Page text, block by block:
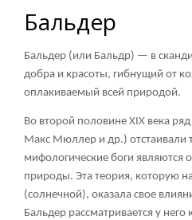
Бальдер
Бальдер (или Бальдр) — в
добра и красоты, гибнущий от
оплакиваемый всей природой.
Во второй половине XIX века
Макс Мюллер и др.) отстаивали
мифологические боги являются
природы. Эта теория, которую
(солнечной), оказала свое
Бальдер рассматривается у